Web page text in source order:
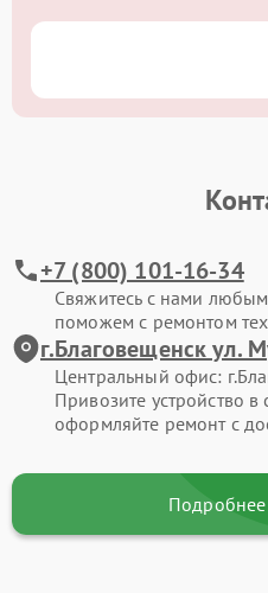
+7 (800) 101-16-34
Свяжитесь с нами
поможем с ремонтом
г.Благовещенск ул.
Центральный офис:
Привозите устройство в
оформляйте ремонт с
Подробнее